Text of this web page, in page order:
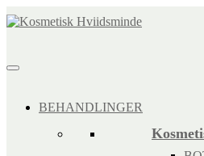
BEHANDLINGER